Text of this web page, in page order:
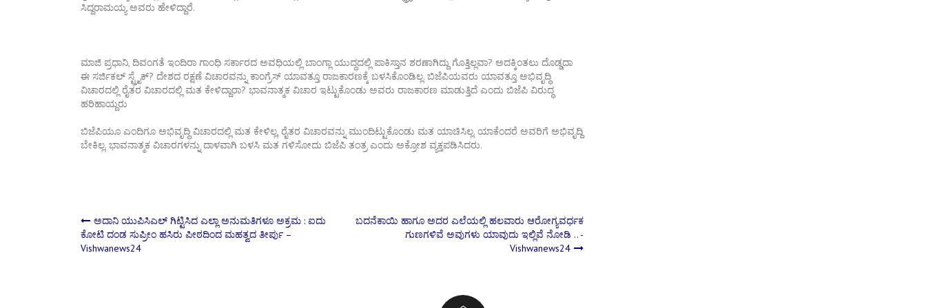
ಸಿದ್ದರಾಮಯ್ಯ ಅವರು ಹೇಳಿದ್ದಾರೆ.
ಮಾಜಿ ಪ್ರಧಾನಿ, ದಿವಂಗತೆ ಇಂದಿರಾ ಗಾಂಧಿ ಸರ್ಕಾರದ ಅವಧಿಯಲ್ಲಿ ಬಾಂಗ್ಲಾ ಯುದ್ಧದಲ್ಲಿ ಪಾಕಿಸ್ತಾನ ಶರಣಾಗಿದ್ದು ಗೊತ್ತಿಲ್ಲವಾ? ಅದಕ್ಕಿಂತಲು ದೊಡ್ಡದಾ
ಈ ಸರ್ಜಿಕಲ್ ಸ್ಟ್ರೈಕ್? ದೇಶದ ರಕ್ಷಣೆ ವಿಚಾರವನ್ನು ಕಾಂಗ್ರೆಸ್ ಯಾವತ್ತೂ ರಾಜಕಾರಣಕ್ಕೆ ಬಳಸಿಕೊಂಡಿಲ್ಲ. ಬಿಜೆಪಿಯವರು ಯಾವತ್ತೂ ಅಭಿವೃದ್ಧಿ
ವಿಚಾರದಲ್ಲಿ ರೈತರ ವಿಚಾರದಲ್ಲಿ ಮತ ಕೇಳಿದ್ದಾರಾ? ಭಾವನಾತ್ಮಕ ವಿಚಾರ ಇಟ್ಟುಕೊಂಡು ಅವರು ರಾಜಕಾರಣ ಮಾಡುತ್ತಿದೆ ಎಂದು ಬಿಜೆಪಿ ವಿರುದ್ಧ
ಹರಿಹಾಯ್ದರು
ಬಿಜೆಪಿಯೂ ಎಂದಿಗೂ ಅಭಿವೃದ್ಧಿ ವಿಚಾರದಲ್ಲಿ ಮತ ಕೇಳಿಲ್ಲ, ರೈತರ ವಿಚಾರವನ್ನು ಮುಂದಿಟ್ಟುಕೊಂಡು ಮತ ಯಾಚಿಸಿಲ್ಲ. ಯಾಕೆಂದರೆ ಅವರಿಗೆ ಅಭಿವೃದ್ದಿ
ಬೇಕಿಲ್ಲ. ಭಾವನಾತ್ಮಕ ವಿಚಾರಗಳನ್ನು ದಾಳವಾಗಿ ಬಳಸಿ ಮತ ಗಳಿಸೋದು ಬಿಜೆಪಿ ತಂತ್ರ ಎಂದು ಅಕ್ರೋಶ ವ್ಯಕ್ತಪಡಿಸಿದರು.
Post
navigation
ಅದಾನಿ ಯುಪಿಸಿಎಲ್ ಗಿಟ್ಟಿಸಿದ ಎಲ್ಲಾ ಅನುಮತಿಗಳೂ ಅಕ್ರಮ : ಐದು
ಕೋಟಿ ದಂಡ ಸುಪ್ರೀಂ ಹಸಿರು ಪೀಠದಿಂದ ಮಹತ್ವದ ತೀರ್ಪು –
Vishwanews24
ಬದನೆಕಾಯಿ ಹಾಗೂ ಅದರ ಎಲೆಯಲ್ಲಿ ಹಲವಾರು ಆರೋಗ್ಯವರ್ಧಕ
ಗುಣಗಳಿವೆ ಅವುಗಳು ಯಾವುದು ಇಲ್ಲಿವೆ ನೋಡಿ .. -
Vishwanews24